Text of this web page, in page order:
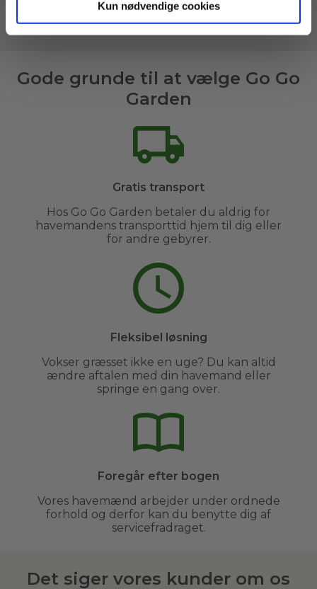
Kun nødvendige cookies
Læs mere om vores havemænd her
Gode grunde til at vælge Go Go
Garden
Gratis transport
Hos Go Go Garden betaler du aldrig for
havemandens transporttid hjem til dig eller
for andre gebyrer.
Fleksibel løsning
Vokser græsset ikke en uge? Du kan altid
ændre aftalen med din havemand eller
springe en gang over.
Foregår efter bogen
Vores havemænd arbejder under ordnede
forhold og derfor kan du benytte dig af
servicefradraget.
Det siger vores kunder om os